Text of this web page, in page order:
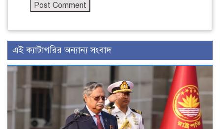
এই ক্যাটাগরির অন্যান্য সংবাদ